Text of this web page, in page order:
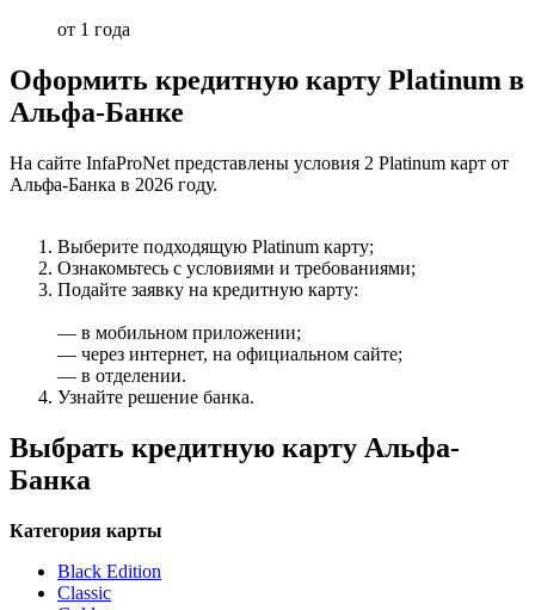
от 1 года
Оформить кредитную карту Platinum в
Альфа-Банке
На сайте InfaProNet представлены условия 2 Platinum карт от
Альфа-Банка в 2026 году.
Выберите подходящую Platinum карту;
Ознакомьтесь с условиями и требованиями;
Подайте заявку на кредитную карту:
— в мобильном приложении;
— через интернет, на официальном сайте;
— в отделении.
Узнайте решение банка.
Выбрать кредитную карту Альфа-
Банка
Категория карты
Black Edition
Classic